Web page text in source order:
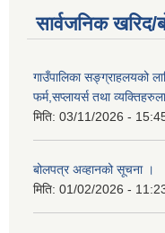
सार्वजनिक
गाउँपालिका सङ्ग्राहलयको
फर्म,सप्लायर्स तथा
मिति: 03/11/2026 -
बोलपत्र अव्हानको सूचना ।
मिति: 01/02/2026 -